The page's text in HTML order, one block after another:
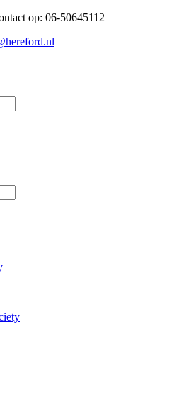
op: 06-50645112